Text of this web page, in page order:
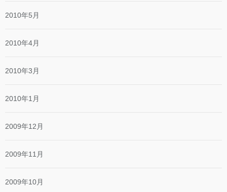
2010年5月
2010年4月
2010年3月
2010年1月
2009年12月
2009年11月
2009年10月